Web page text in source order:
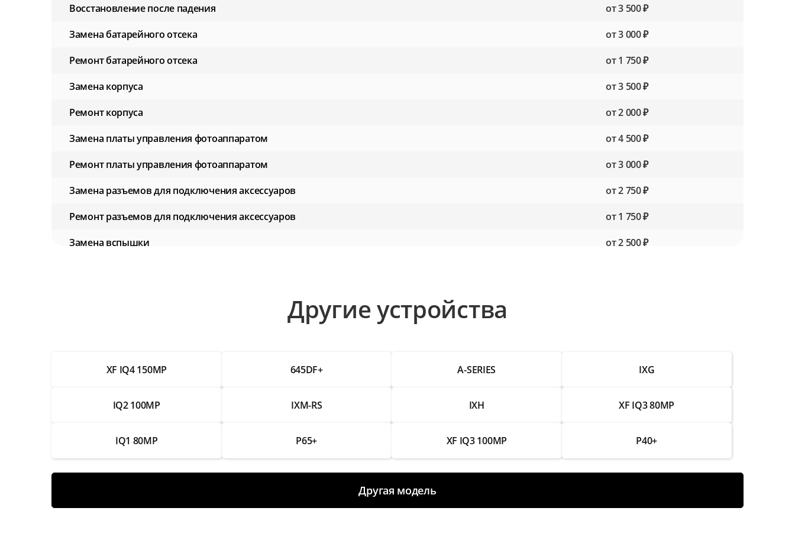
Восстановление после падения
от 3 500 ₽
Замена батарейного отсека
от 3 000 ₽
Ремонт батарейного отсека
от 1 750 ₽
Замена корпуса
от 3 500 ₽
Ремонт корпуса
от 2 000 ₽
Замена платы управления фотоаппаратом
от 4 500 ₽
Ремонт платы управления фотоаппаратом
от 3 000 ₽
Замена разъемов для подключения аксессуаров
от 2 750 ₽
Ремонт разъемов для подключения аксессуаров
от 1 750 ₽
Замена вспышки
от 2 500 ₽
Ремонт аккумулятора
от 1 250 ₽
Замена разъема для карты памяти
от 2 750 ₽
Ремонт разъема для карты памяти
Ремонт кнопок управления
от 1 250 ₽
Другие устройства
XF IQ4 150MP 645DF+ A-SERIES IXG
IQ2 100MP IXM-RS IXH XF IQ3 80MP
IQ1 80MP P65+ XF IQ3 100MP P40+
Другая модель